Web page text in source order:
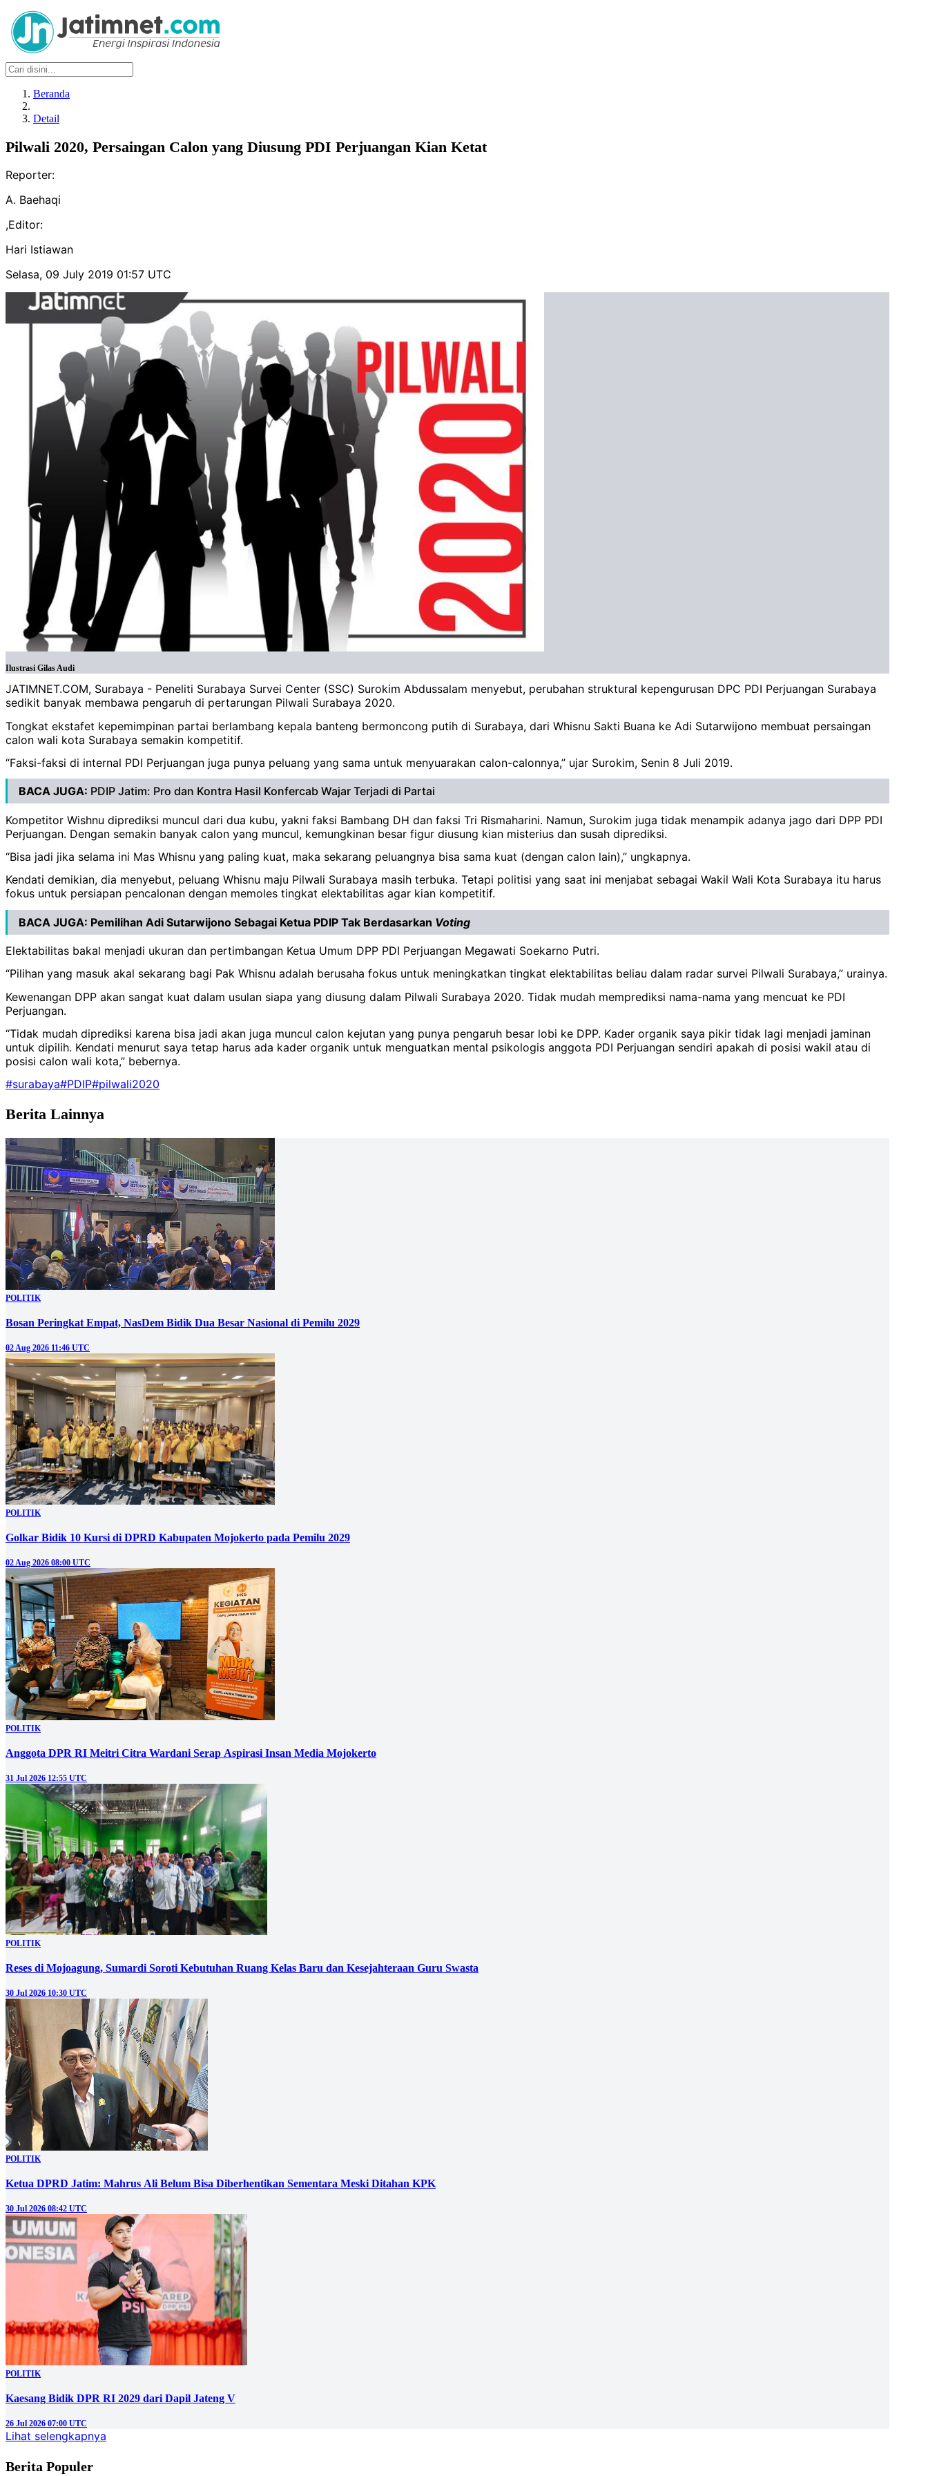
Beranda
Detail
Pilwali 2020, Persaingan Calon yang Diusung PDI Perjuangan Kian Ketat
Reporter:
A. Baehaqi
,Editor:
Hari Istiawan
Selasa, 09 July 2019 01:57 UTC
Ilustrasi Gilas Audi
JATIMNET.COM, Surabaya - Peneliti Surabaya Survei Center (SSC) Surokim Abdussalam menyebut, perubahan struktural kepengurusan DPC PDI Perjuangan Surabaya
sedikit banyak membawa pengaruh di pertarungan Pilwali Surabaya 2020.
Tongkat ekstafet kepemimpinan partai berlambang kepala banteng bermoncong putih di Surabaya, dari Whisnu Sakti Buana ke Adi Sutarwijono membuat persaingan
calon wali kota Surabaya semakin kompetitif.
“Faksi-faksi di internal PDI Perjuangan juga punya peluang yang sama untuk menyuarakan calon-calonnya,” ujar Surokim, Senin 8 Juli 2019.
BACA JUGA: PDIP Jatim: Pro dan Kontra Hasil Konfercab Wajar Terjadi di Partai
Kompetitor Wishnu diprediksi muncul dari dua kubu, yakni faksi Bambang DH dan faksi Tri Rismaharini. Namun, Surokim juga tidak menampik adanya jago dari DPP PDI
Perjuangan. Dengan semakin banyak calon yang muncul, kemungkinan besar figur diusung kian misterius dan susah diprediksi.
“Bisa jadi jika selama ini Mas Whisnu yang paling kuat, maka sekarang peluangnya bisa sama kuat (dengan calon lain),” ungkapnya.
Kendati demikian, dia menyebut, peluang Whisnu maju Pilwali Surabaya masih terbuka. Tetapi politisi yang saat ini menjabat sebagai Wakil Wali Kota Surabaya itu harus
fokus untuk persiapan pencalonan dengan memoles tingkat elektabilitas agar kian kompetitif.
BACA JUGA: Pemilihan Adi Sutarwijono Sebagai Ketua PDIP Tak Berdasarkan Voting
Elektabilitas bakal menjadi ukuran dan pertimbangan Ketua Umum DPP PDI Perjuangan Megawati Soekarno Putri.
“Pilihan yang masuk akal sekarang bagi Pak Whisnu adalah berusaha fokus untuk meningkatkan tingkat elektabilitas beliau dalam radar survei Pilwali Surabaya,” urainya.
Kewenangan DPP akan sangat kuat dalam usulan siapa yang diusung dalam Pilwali Surabaya 2020. Tidak mudah memprediksi nama-nama yang mencuat ke PDI
Perjuangan.
“Tidak mudah diprediksi karena bisa jadi akan juga muncul calon kejutan yang punya pengaruh besar lobi ke DPP. Kader organik saya pikir tidak lagi menjadi jaminan
untuk dipilih. Kendati menurut saya tetap harus ada kader organik untuk menguatkan mental psikologis anggota PDI Perjuangan sendiri apakah di posisi wakil atau di
posisi calon wali kota,” bebernya.
#surabaya#PDIP#pilwali2020
Berita Lainnya
POLITIK
Bosan Peringkat Empat, NasDem Bidik Dua Besar Nasional di Pemilu 2029
02 Aug 2026 11:46 UTC
POLITIK
Golkar Bidik 10 Kursi di DPRD Kabupaten Mojokerto pada Pemilu 2029
02 Aug 2026 08:00 UTC
POLITIK
Anggota DPR RI Meitri Citra Wardani Serap Aspirasi Insan Media Mojokerto
31 Jul 2026 12:55 UTC
POLITIK
Reses di Mojoagung, Sumardi Soroti Kebutuhan Ruang Kelas Baru dan Kesejahteraan Guru Swasta
30 Jul 2026 10:30 UTC
POLITIK
Ketua DPRD Jatim: Mahrus Ali Belum Bisa Diberhentikan Sementara Meski Ditahan KPK
30 Jul 2026 08:42 UTC
POLITIK
Kaesang Bidik DPR RI 2029 dari Dapil Jateng V
26 Jul 2026 07:00 UTC
Lihat selengkapnya
Berita Populer